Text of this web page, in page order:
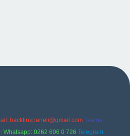
backlinkpaneli@gmail.com Teams:
Whatsapp: 0262 606 0 726 Telegram: